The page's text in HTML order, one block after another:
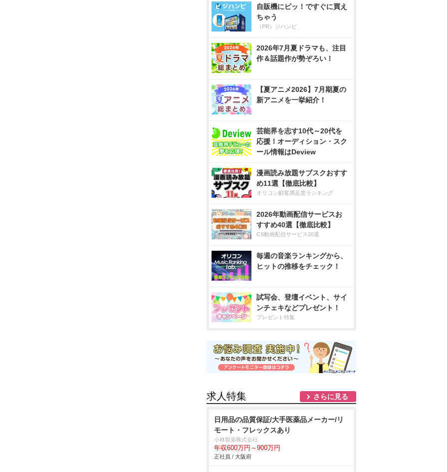
自販機にピッ！ですぐに買え
ちゃう
（PR）ジハンピ
2026年7月夏ドラマも、注目
作＆話題作が勢ぞろい！
【夏アニメ2026】7月期夏の
新アニメを一挙紹介！
芸能界を志す10代～20代を
応援！オーディション・スク
ール情報はDeview
漫画読み放題サブスクおすす
め11選【徹底比較】
オリコン顧客満足度ランキング
2026年動画配信サービスお
すすめ40選【徹底比較】
CS動画配信サービス20選
毎週の音楽ランキングから、
ヒットの推移をチェック！
試写会、登壇イベント、サイ
ンチェキなどプレゼント！
プレゼント特集
求人特集 さらに見る
日用品の品質保証/大手医薬品メーカー/リ
モート・フレックスあり
小林製薬株式会社
年収600万円～900万円
正社員 / 大阪府